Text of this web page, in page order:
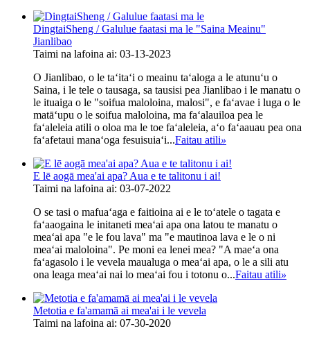
DingtaiSheng / Galulue faatasi ma le "Saina Meainu"
Jianlibao
Taimi na lafoina ai: 03-13-2023
O Jianlibao, o le taʻitaʻi o meainu taʻaloga a le atunuʻu o
Saina, i le tele o tausaga, sa tausisi pea Jianlibao i le manatu o
le ituaiga o le "soifua maloloina, malosi", e faʻavae i luga o le
matāʻupu o le soifua maloloina, ma faʻalauiloa pea le
faʻaleleia atili o oloa ma le toe faʻaleleia, aʻo faʻaauau pea ona
faʻafetaui manaʻoga fesuisuiaʻi...Faitau atili»
E lē aogā mea'ai apa? Aua e te talitonu i ai!
Taimi na lafoina ai: 03-07-2022
O se tasi o mafuaʻaga e faitioina ai e le toʻatele o tagata e
faʻaaogaina le initaneti meaʻai apa ona latou te manatu o
meaʻai apa "e le fou lava" ma "e mautinoa lava e le o ni
meaʻai maloloina". Pe moni ea lenei mea? "A maeʻa ona
faʻagasolo i le vevela maualuga o meaʻai apa, o le a sili atu
ona leaga meaʻai nai lo meaʻai fou i totonu o...Faitau atili»
Metotia e fa'amamā ai mea'ai i le vevela
Taimi na lafoina ai: 07-30-2020